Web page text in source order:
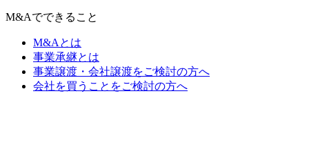
M&Aでできること
M&Aとは
事業承継とは
事業譲渡・会社譲渡をご検討の方へ
会社を買うことをご検討の方へ